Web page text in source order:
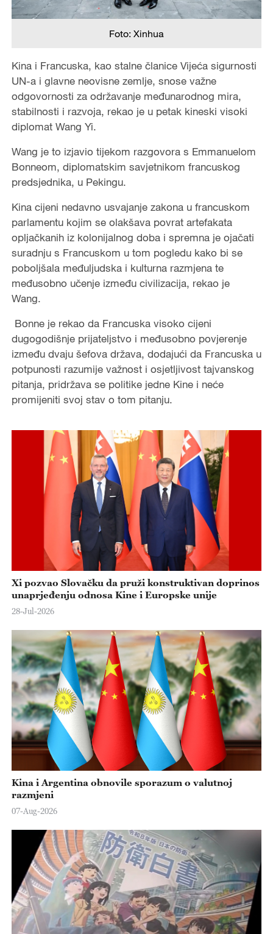
Foto: Xinhua
Kina i Francuska, kao stalne članice Vijeća sigurnosti
UN-a i glavne neovisne zemlje, snose važne
odgovornosti za održavanje međunarodnog mira,
stabilnosti i razvoja, rekao je u petak kineski visoki
diplomat Wang Yi.
Wang je to izjavio tijekom razgovora s Emmanuelom
Bonneom, diplomatskim savjetnikom francuskog
predsjednika, u Pekingu.
Kina cijeni nedavno usvajanje zakona u francuskom
parlamentu kojim se olakšava povrat artefakata
opljačkanih iz kolonijalnog doba i spremna je ojačati
suradnju s Francuskom u tom pogledu kako bi se
poboljšala međuljudska i kulturna razmjena te
međusobno učenje između civilizacija, rekao je
Wang.
Bonne je rekao da Francuska visoko cijeni
dugogodišnje prijateljstvo i međusobno povjerenje
između dvaju šefova država, dodajući da Francuska u
potpunosti razumije važnost i osjetljivost tajvanskog
pitanja, pridržava se politike jedne Kine i neće
promijeniti svoj stav o tom pitanju.
Xi pozvao Slovačku da pruži konstruktivan doprinos
unaprjeđenju odnosa Kine i Europske unije
28-Jul-2026
Kina i Argentina obnovile sporazum o valutnoj
razmjeni
07-Aug-2026